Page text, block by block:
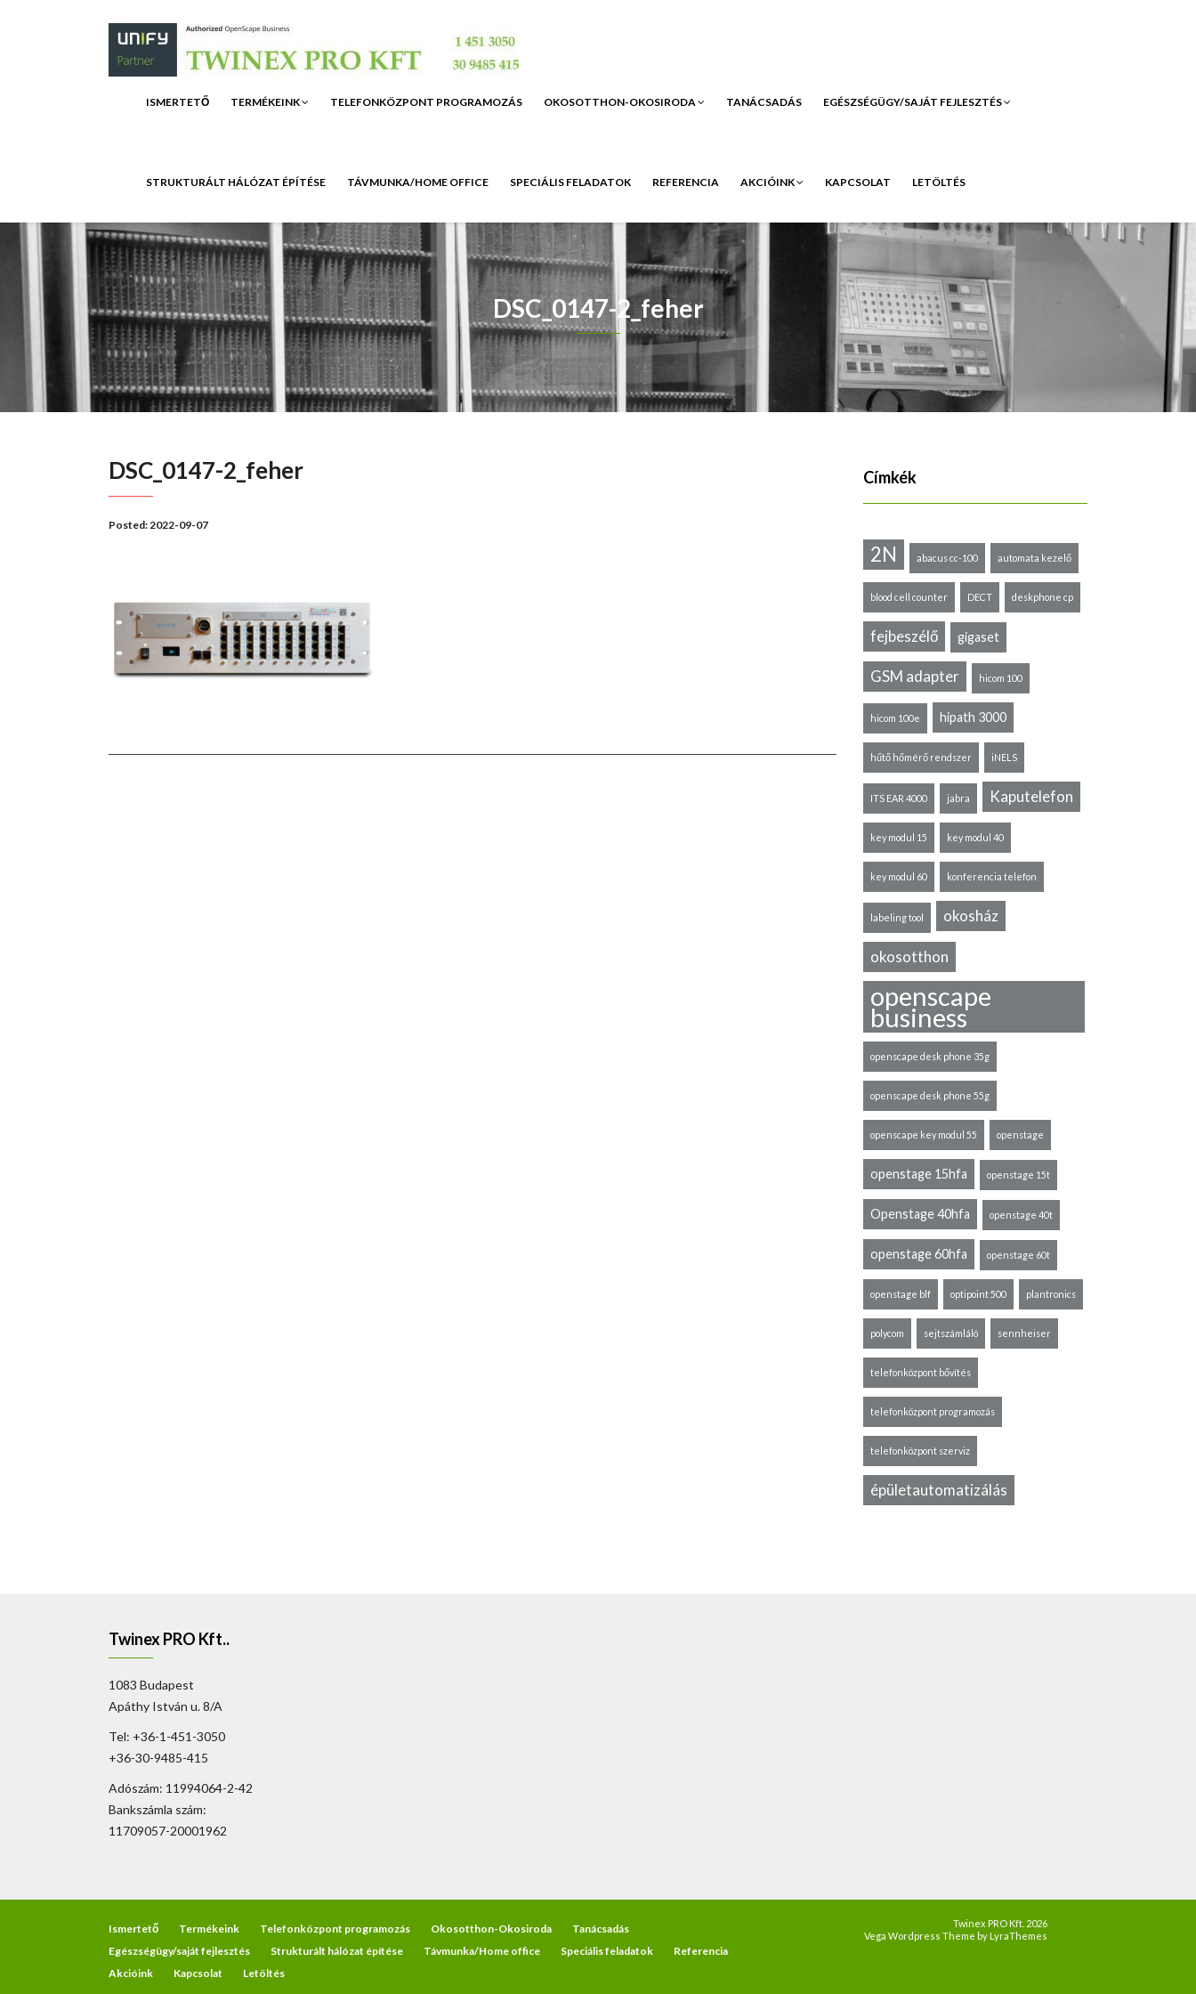
ISMERTETŐ TERMÉKEINK TELEFONKÖZPONT PROGRAMOZÁS OKOSOTTHON-OKOSIRODA TANÁCSADÁS EGÉSZSÉGÜGY/SAJÁT FEJLESZTÉS
STRUKTURÁLT HÁLÓZAT ÉPÍTÉSE TÁVMUNKA/HOME OFFICE SPECIÁLIS FELADATOK REFERENCIA AKCIÓINK KAPCSOLAT LETÖLTÉS
DSC_0147-2_feher
DSC_0147-2_feher
Posted:2022-09-07
Címkék
2N abacus cc-100 automata kezelő
blood cell counter DECT deskphone cp
fejbeszélő gigaset
GSM adapter hicom 100
hicom 100e hipath 3000
hűtő hőmérő rendszer iNELS
ITS EAR 4000 jabra Kaputelefon
key modul 15 key modul 40
key modul 60 konferencia telefon
labeling tool okosház
okosotthon
openscape
business
openscape desk phone 35g
openscape desk phone 55g
openscape key modul 55 openstage
openstage 15hfa openstage 15t
Openstage 40hfa openstage 40t
openstage 60hfa openstage 60t
openstage blf optipoint 500 plantronics
polycom sejtszámláló sennheiser
telefonközpont bővítés
telefonközpont programozás
telefonközpont szerviz
épületautomatizálás
Twinex PRO Kft..
1083 Budapest
Apáthy István u. 8/A
Tel: +36-1-451-3050
+36-30-9485-415
Adószám: 11994064-2-42
Bankszámla szám:
11709057-20001962
Ismertető Termékeink Telefonközpont programozás Okosotthon-Okosiroda
Tanácsadás
Egészségügy/saját fejlesztés
Strukturált hálózat építése Távmunka/Home office Speciális feladatok
Referencia
Akcióink
Kapcsolat Letöltés
Twinex PRO Kft. 2026
Vega Wordpress Theme byLyraThemes